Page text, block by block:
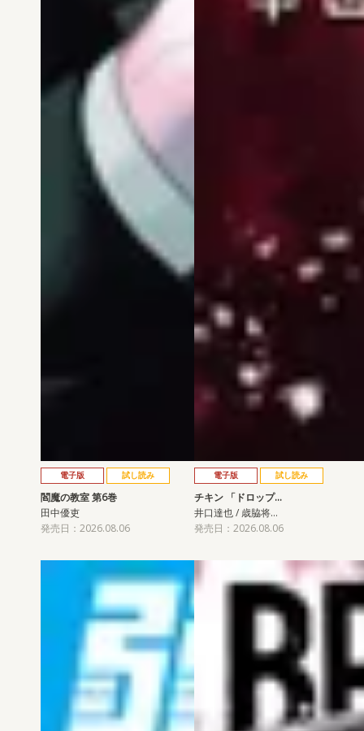
電子版 試し読み
閻魔の教室 第6巻
田中優吏
発売日：2026.08.06
電子版 試し読み
チキン 「ドロップ…
井口達也 / 歳脇将…
発売日：2026.08.06